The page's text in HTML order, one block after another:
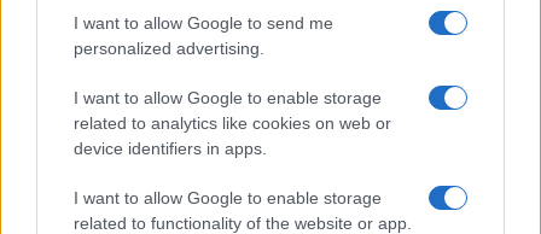
I want to allow Google to send me
personalized advertising.
I want to allow Google to enable storage
related to analytics like cookies on web or
device identifiers in apps.
I want to allow Google to enable storage
related to functionality of the website or app.
Epoch Island
(EPOCH)
Stride Staked Injective